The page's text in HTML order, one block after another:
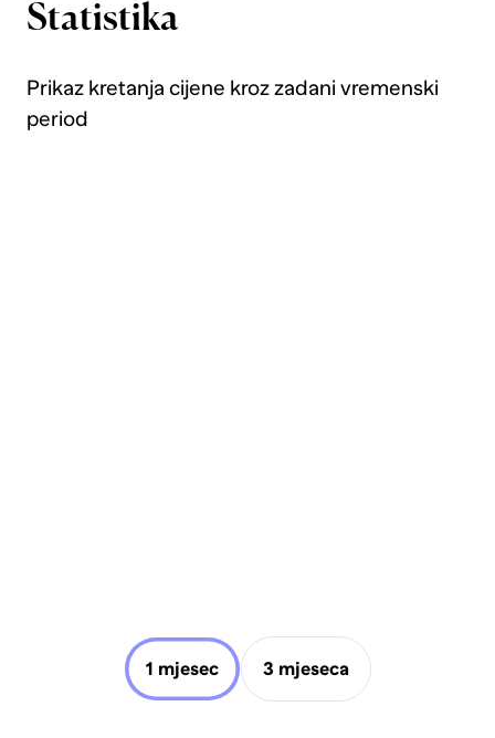
Statistika
Prikaz kretanja cijene kroz zadani vremenski
period
1 mjesec 3 mjeseca